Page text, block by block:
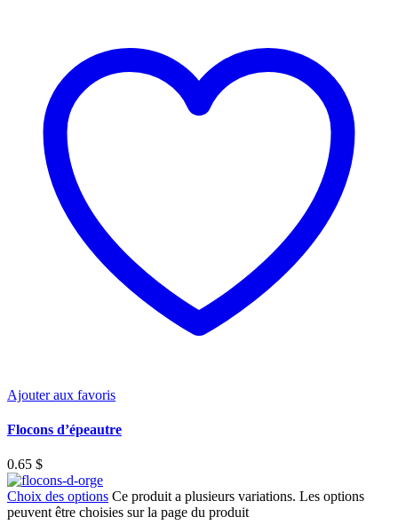
Ajouter aux favoris
Flocons d’épeautre
0.65 $
Choix des options Ce produit a plusieurs variations. Les options
peuvent être choisies sur la page du produit